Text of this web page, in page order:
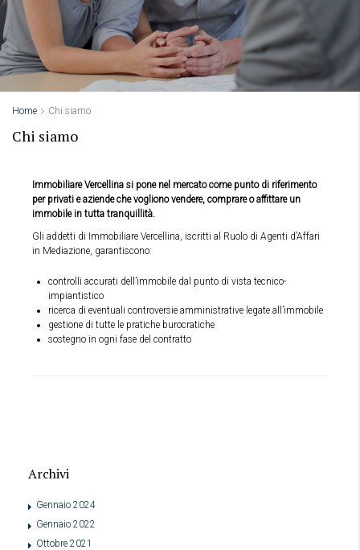
Home Chi siamo
Chi siamo
Immobiliare Vercellina si pone nel mercato come punto di riferimento
per privati e aziende che vogliono vendere, comprare o affittare un
immobile in tutta tranquillità.
Gli addetti di Immobiliare Vercellina, iscritti al Ruolo di Agenti d’Affari
in Mediazione, garantiscono:
controlli accurati dell’immobile dal punto di vista tecnico-
impiantistico
ricerca di eventuali controversie amministrative legate all’immobile
gestione di tutte le pratiche burocratiche
sostegno in ogni fase del contratto
Archivi
Gennaio 2024
Gennaio 2022
Ottobre 2021